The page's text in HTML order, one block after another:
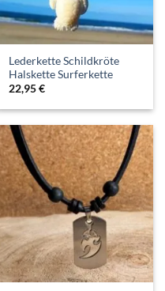
Lederkette Schildkröte
Halskette Surferkette
22,95€